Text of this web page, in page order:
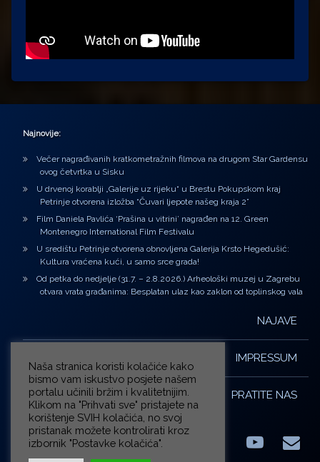
Najnovije:
Večer nagrađivanih kratkometražnih filmova na drugom Star Gardensu
ovog četvrtka u Sisku
U drvenoj korablji „Galerije uz rijeku“ u Brestu Pokupskom kraj
Petrinje otvorena izložba “Čuvari ljepote našeg kraja 2”
Film Daniela Pavlića ‘Prašina u vitrini’ nagrađen na 12. Green
Montenegro International Film Festivalu
U središtu Petrinje otvorena obnovljena Galerija Krsto Hegedušić:
Kultura vraćena kući, u samo srce grada!
Od petka do nedjelje (31.7. – 2.8.2026.) Arheološki muzej u Zagrebu
otvara vrata građanima: Besplatan ulaz kao zaklon od toplinskog vala
NAJAVE
IMPRESSUM
PRATITE NAS
FacebookLinkedIn E-
Naša stranica koristi kolačiće kako
bismo vam iskustvo posjete našem
portalu učinili bržim i kvalitetnijim.
Klikom na "Prihvati sve" pristajete na
korištenje SVIH kolačića, no svoj
pristanak možete kontrolirati kroz
izbornik "Postavke kolačića".